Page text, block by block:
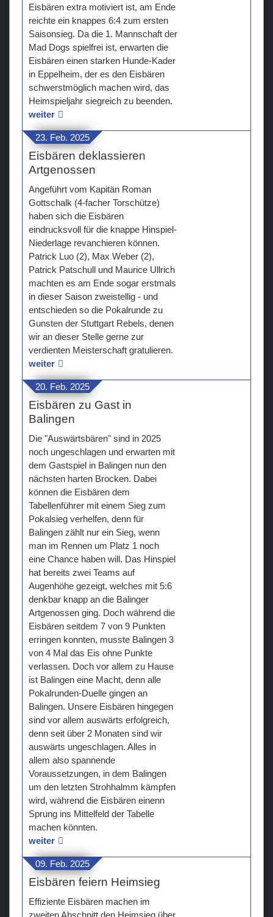
Eisbären extra motiviert ist, am Ende
reichte ein knappes 6:4 zum ersten
Saisonsieg. Da die 1. Mannschaft der
Mad Dogs spielfrei ist, erwarten die
Eisbären einen starken Hunde-Kader
in Eppelheim, der es den Eisbären
schwerstmöglich machen wird, das
Heimspieljahr siegreich zu beenden.
weiter
23. Feb. 2025
Eisbären deklassieren
Artgenossen
Angeführt vom Kapitän Roman
Gottschalk (4-facher Torschütze)
haben sich die Eisbären
eindrucksvoll für die knappe Hinspiel-
Niederlage revanchieren können.
Patrick Luo (2), Max Weber (2),
Patrick Patschull und Maurice Ullrich
machten es am Ende sogar erstmals
in dieser Saison zweistellig - und
entschieden so die Pokalrunde zu
Gunsten der Stuttgart Rebels, denen
wir an dieser Stelle gerne zur
verdienten Meisterschaft gratulieren.
weiter
20. Feb. 2025
Eisbären zu Gast in
Balingen
Die "Auswärtsbären" sind in 2025
noch ungeschlagen und erwarten mit
dem Gastspiel in Balingen nun den
nächsten harten Brocken. Dabei
können die Eisbären dem
Tabellenführer mit einem Sieg zum
Pokalsieg verhelfen, denn für
Balingen zählt nur ein Sieg, wenn
man im Rennen um Platz 1 noch
eine Chance haben will. Das Hinspiel
hat bereits zwei Teams auf
Augenhöhe gezeigt, welches mit 5:6
denkbar knapp an die Balinger
Artgenossen ging. Doch während die
Eisbären seitdem 7 von 9 Punkten
erringen konnten, musste Balingen 3
von 4 Mal das Eis ohne Punkte
verlassen. Doch vor allem zu Hause
ist Balingen eine Macht, denn alle
Pokalrunden-Duelle gingen an
Balingen. Unsere Eisbären hingegen
sind vor allem auswärts erfolgreich,
denn seit über 2 Monaten sind wir
auswärts ungeschlagen. Alles in
allem also spannende
Voraussetzungen, in dem Balingen
um den letzten Strohhalmm kämpfen
wird, während die Eisbären einenn
Sprung ins Mittelfeld der Tabelle
machen könnten.
weiter
09. Feb. 2025
Eisbären feiern Heimsieg
Effiziente Eisbären machen im